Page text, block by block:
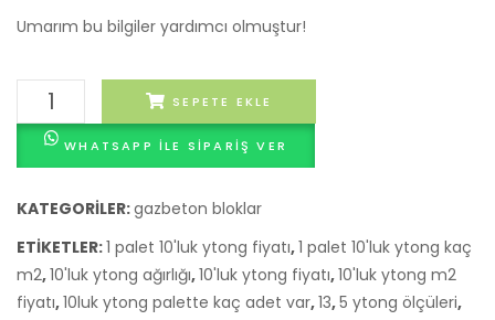
Umarım bu bilgiler yardımcı olmuştur!
10'luk
ytong
ölçüleri
SEPETE EKLE
WHATSAPP ILE SIPARIŞ VER
KATEGORILER:gazbeton bloklar
ETIKETLER:1 palet 10'luk ytong fiyatı,1 palet 10'luk ytong kaç
m2,10'luk ytong ağırlığı,10'luk ytong fiyatı,10'luk ytong m2
fiyatı,10luk ytong palette kaç adet var,13,5 ytong ölçüleri,